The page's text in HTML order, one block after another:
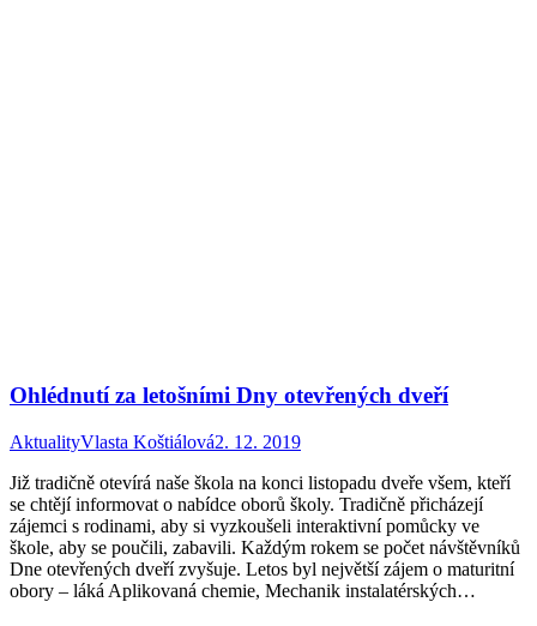
Ohlédnutí za letošními Dny otevřených dveří
AktualityVlasta Koštiálová2. 12. 2019
Již tradičně otevírá naše škola na konci listopadu dveře všem, kteří
se chtějí informovat o nabídce oborů školy. Tradičně přicházejí
zájemci s rodinami, aby si vyzkoušeli interaktivní pomůcky ve
škole, aby se poučili, zabavili. Každým rokem se počet návštěvníků
Dne otevřených dveří zvyšuje. Letos byl největší zájem o maturitní
obory – láká Aplikovaná chemie, Mechanik instalatérských…